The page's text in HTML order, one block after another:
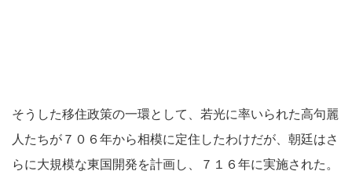
そうした移住政策の一環として、若光に率いられた高句麗
人たちが７０６年から相模に定住したわけだが、朝廷はさ
らに大規模な東国開発を計画し、７１６年に実施された。